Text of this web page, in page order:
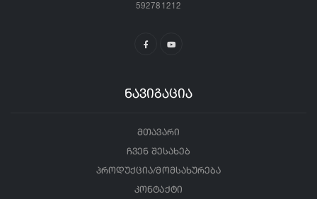
592781212
ნავიგაცია
მთავარი
ჩვენ შესახებ
პროდუქცია/მომსახურება
კონტაქტი